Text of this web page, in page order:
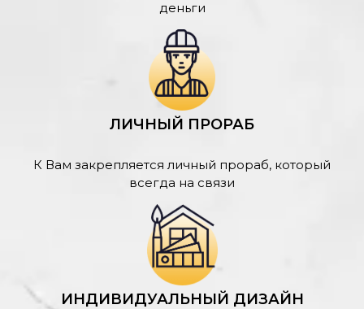
деньги
ЛИЧНЫЙ ПРОРАБ
К Вам закрепляется личный прораб, который
всегда на связи
ИНДИВИДУАЛЬНЫЙ ДИЗАЙН